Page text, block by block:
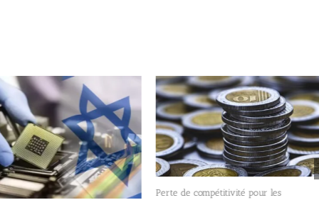
Perte de compétitivité pour les